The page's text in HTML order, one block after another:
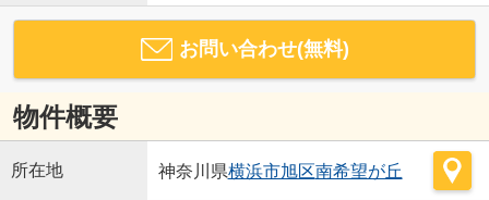
お問い合わせ(無料)
物件概要
所在地 神奈川県横浜市旭区南希望が丘